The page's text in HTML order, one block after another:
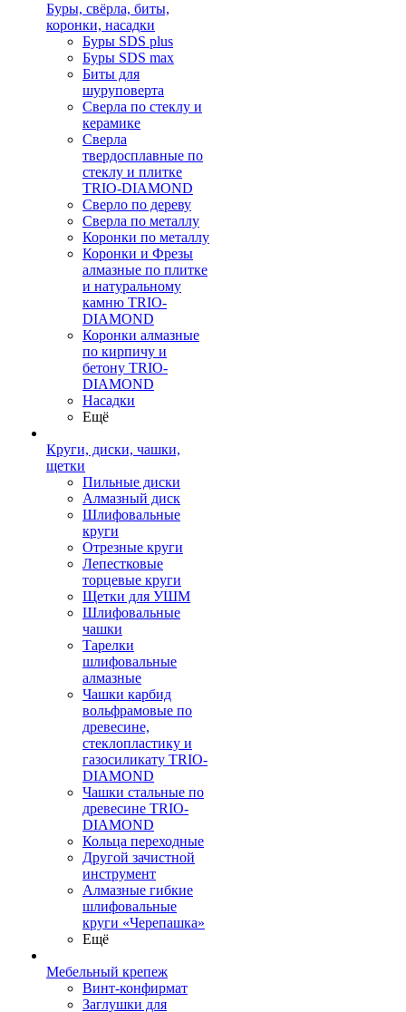
Буры, свёрла, биты,
коронки, насадки
Буры SDS plus
Буры SDS max
Биты для
шуруповерта
Сверла по стеклу и
керамике
Сверла
твердосплавные по
стеклу и плитке
TRIO-DIAMOND
Сверло по дереву
Сверла по металлу
Коронки по металлу
Коронки и Фрезы
алмазные по плитке
и натуральному
камню TRIO-
DIAMOND
Коронки алмазные
по кирпичу и
бетону TRIO-
DIAMOND
Насадки
Ещё
Круги, диски, чашки,
щетки
Пильные диски
Алмазный диск
Шлифовальные
круги
Отрезные круги
Лепестковые
торцевые круги
Щетки для УШМ
Шлифовальные
чашки
Тарелки
шлифовальные
алмазные
Чашки карбид
вольфрамовые по
древесине,
стеклопластику и
газосиликату TRIO-
DIAMOND
Чашки стальные по
древесине TRIO-
DIAMOND
Кольца переходные
Другой зачистной
инструмент
Алмазные гибкие
шлифовальные
круги «Черепашка»
Ещё
Мебельный крепеж
Винт-конфирмат
Заглушки для